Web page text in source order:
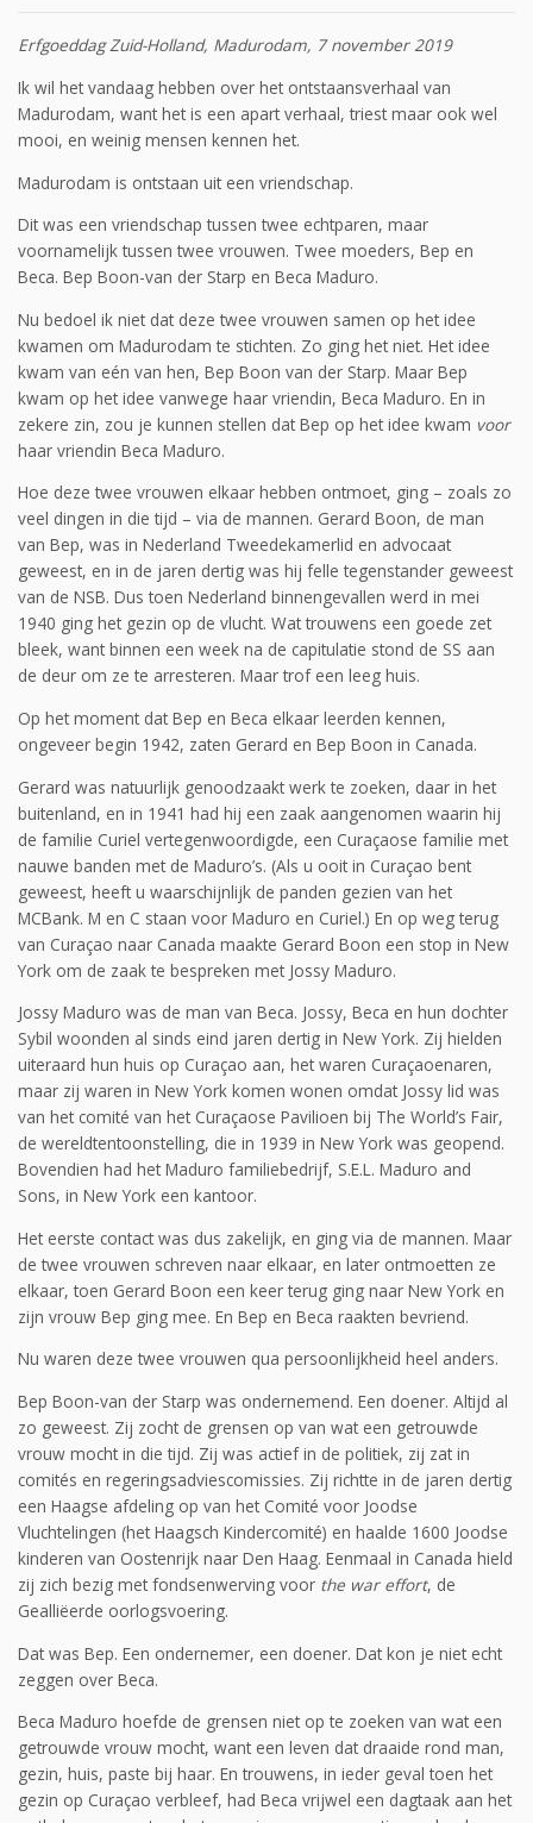
Erfgoeddag Zuid-Holland, Madurodam, 7 november 2019
Ik wil het vandaag hebben over het ontstaansverhaal van
Madurodam, want het is een apart verhaal, triest maar ook wel
mooi, en weinig mensen kennen het.
Madurodam is ontstaan uit een vriendschap.
Dit was een vriendschap tussen twee echtparen, maar
voornamelijk tussen twee vrouwen. Twee moeders, Bep en
Beca. Bep Boon-van der Starp en Beca Maduro.
Nu bedoel ik niet dat deze twee vrouwen samen op het idee
kwamen om Madurodam te stichten. Zo ging het niet. Het idee
kwam van eén van hen, Bep Boon van der Starp. Maar Bep
kwam op het idee vanwege haar vriendin, Beca Maduro. En in
zekere zin, zou je kunnen stellen dat Bep op het idee kwam voor
haar vriendin Beca Maduro.
Hoe deze twee vrouwen elkaar hebben ontmoet, ging – zoals zo
veel dingen in die tijd – via de mannen. Gerard Boon, de man
van Bep, was in Nederland Tweedekamerlid en advocaat
geweest, en in de jaren dertig was hij felle tegenstander geweest
van de NSB. Dus toen Nederland binnengevallen werd in mei
1940 ging het gezin op de vlucht. Wat trouwens een goede zet
bleek, want binnen een week na de capitulatie stond de SS aan
de deur om ze te arresteren. Maar trof een leeg huis.
Op het moment dat Bep en Beca elkaar leerden kennen,
ongeveer begin 1942, zaten Gerard en Bep Boon in Canada.
Gerard was natuurlijk genoodzaakt werk te zoeken, daar in het
buitenland, en in 1941 had hij een zaak aangenomen waarin hij
de familie Curiel vertegenwoordigde, een Curaçaose familie met
nauwe banden met de Maduro’s. (Als u ooit in Curaçao bent
geweest, heeft u waarschijnlijk de panden gezien van het
MCBank. M en C staan voor Maduro en Curiel.) En op weg terug
van Curaçao naar Canada maakte Gerard Boon een stop in New
York om de zaak te bespreken met Jossy Maduro.
Jossy Maduro was de man van Beca. Jossy, Beca en hun dochter
Sybil woonden al sinds eind jaren dertig in New York. Zij hielden
uiteraard hun huis op Curaçao aan, het waren Curaçaoenaren,
maar zij waren in New York komen wonen omdat Jossy lid was
van het comité van het Curaçaose Pavilioen bij The World’s Fair,
de wereldtentoonstelling, die in 1939 in New York was geopend.
Bovendien had het Maduro familiebedrijf, S.E.L. Maduro and
Sons, in New York een kantoor.
Het eerste contact was dus zakelijk, en ging via de mannen. Maar
de twee vrouwen schreven naar elkaar, en later ontmoetten ze
elkaar, toen Gerard Boon een keer terug ging naar New York en
zijn vrouw Bep ging mee. En Bep en Beca raakten bevriend.
Nu waren deze twee vrouwen qua persoonlijkheid heel anders.
Bep Boon-van der Starp was ondernemend. Een doener. Altijd al
zo geweest. Zij zocht de grensen op van wat een getrouwde
vrouw mocht in die tijd. Zij was actief in de politiek, zij zat in
comités en regeringsadviescomissies. Zij richtte in de jaren dertig
een Haagse afdeling op van het Comité voor Joodse
Vluchtelingen (het Haagsch Kindercomité) en haalde 1600 Joodse
kinderen van Oostenrijk naar Den Haag. Eenmaal in Canada hield
zij zich bezig met fondsenwerving voor the war effort, de
Gealliëerde oorlogsvoering.
Dat was Bep. Een ondernemer, een doener. Dat kon je niet echt
zeggen over Beca.
Beca Maduro hoefde de grensen niet op te zoeken van wat een
getrouwde vrouw mocht, want een leven dat draaide rond man,
gezin, huis, paste bij haar. En trouwens, in ieder geval toen het
gezin op Curaçao verbleef, had Beca vrijwel een dagtaak aan het